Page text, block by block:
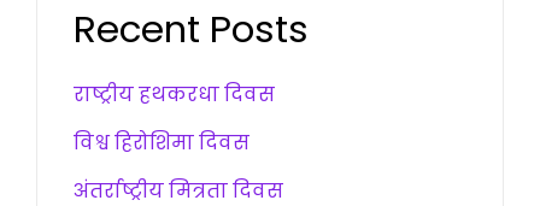
Recent Posts
राष्ट्रीय हथकरधा दिवस
विश्व हिरोशिमा दिवस
अंतर्राष्ट्रीय मित्रता दिवस